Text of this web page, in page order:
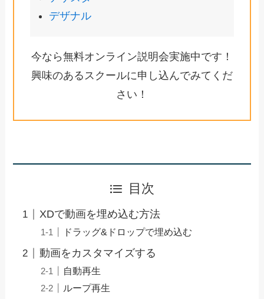
デザナル
今なら無料オンライン説明会実施中です！
興味のあるスクールに申し込んでみてくだ
さい！